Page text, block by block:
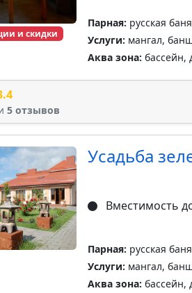
и скидки
Парная: русская
Услуги: мангал,
Аква зона: бассейн,
5 отзывов
Усадьба
Вместимость
Парная: русская баня
Услуги: мангал,
Аква зона: бассейн,